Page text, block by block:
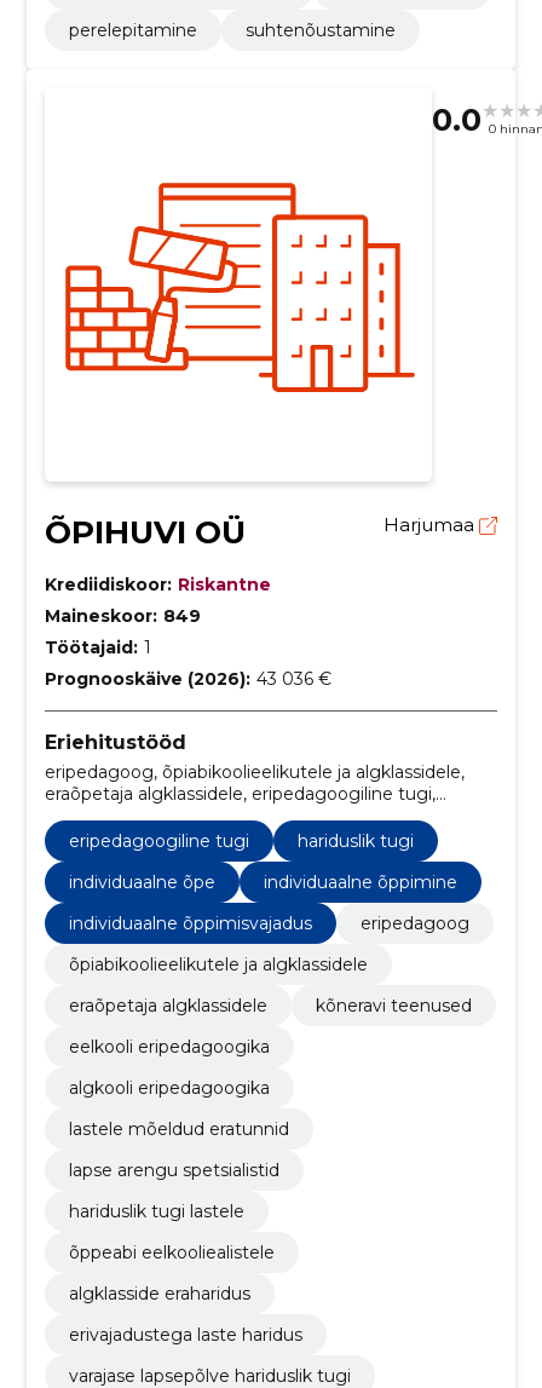
perelepitamine suhtenõustamine
0.0 0
ÕPIHUVI OÜ Harjumaa
Krediidiskoor: Riskantne
Maineskoor: 849
Töötajaid: 1
Prognooskäive (2026): 43 036 €
Eriehitustööd
eripedagoog, õpiabikoolieelikutele ja algklassidele,
eraõpetaja algklassidele, eripedagoogiline tugi,
kõneravi teenused, eelkooli eripedagoogika, algkooli
eripedagoogika, lastele mõeldud eratunnid, lapse
arengu spetsialistid, hariduslik tugi lastele
eripedagoogiline tugi
hariduslik tugi
individuaalne õpe
individuaalne õppimine
individuaalne õppimisvajadus
eripedagoog
õpiabikoolieelikutele ja algklassidele
eraõpetaja algklassidele
kõneravi teenused
eelkooli eripedagoogika
algkooli eripedagoogika
lastele mõeldud eratunnid
lapse arengu spetsialistid
hariduslik tugi lastele
õppeabi eelkooliealistele
algklasside eraharidus
erivajadustega laste haridus
varajase lapsepõlve hariduslik tugi